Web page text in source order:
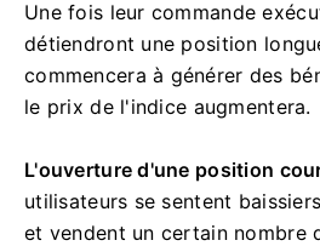
Une fois leur commande
détiendront une position
commencera à générer des
le prix de l'indice augmentera.
L'ouverture d'une position
utilisateurs se sentent
et vendent un certain nombre